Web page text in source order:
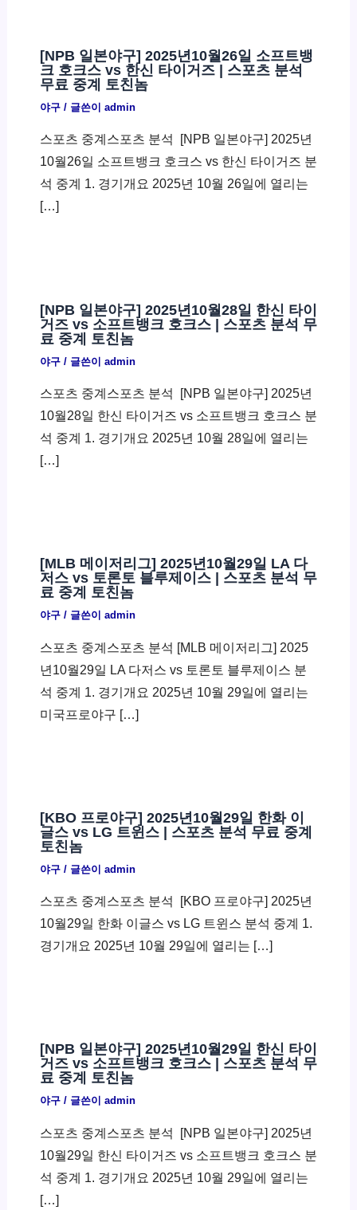
[NPB 일본야구] 2025년10월26일 소프트뱅
크 호크스 vs 한신 타이거즈 | 스포츠 분석
무료 중계 토친놈
야구/ 글쓴이 admin
스포츠 중계스포츠 분석 ​ [NPB 일본야구] 2025년
10월26일 소프트뱅크 호크스 vs 한신 타이거즈 분
석 중계 1. 경기개요 2025년 10월 26일에 열리는
[…]
[NPB 일본야구] 2025년10월28일 한신 타이
거즈 vs 소프트뱅크 호크스 | 스포츠 분석 무
료 중계 토친놈
야구/ 글쓴이 admin
스포츠 중계스포츠 분석 ​ [NPB 일본야구] 2025년
10월28일 한신 타이거즈 vs 소프트뱅크 호크스 분
석 중계 1. 경기개요 2025년 10월 28일에 열리는
[…]
[MLB 메이저리그] 2025년10월29일 LA 다
저스 vs 토론토 블루제이스 | 스포츠 분석 무
료 중계 토친놈
야구/ 글쓴이 admin
스포츠 중계스포츠 분석 [MLB 메이저리그] 2025
년10월29일 LA 다저스 vs 토론토 블루제이스 분
석 중계 1. 경기개요 2025년 10월 29일에 열리는
미국프로야구 […]
[KBO 프로야구] 2025년10월29일 한화 이
글스 vs LG 트윈스 | 스포츠 분석 무료 중계
토친놈
야구/ 글쓴이 admin
스포츠 중계스포츠 분석 ​ [KBO 프로야구] 2025년
10월29일 한화 이글스 vs LG 트윈스 분석 중계 1.
경기개요 2025년 10월 29일에 열리는 […]
[NPB 일본야구] 2025년10월29일 한신 타이
거즈 vs 소프트뱅크 호크스 | 스포츠 분석 무
료 중계 토친놈
야구/ 글쓴이 admin
스포츠 중계스포츠 분석 ​ [NPB 일본야구] 2025년
10월29일 한신 타이거즈 vs 소프트뱅크 호크스 분
석 중계 1. 경기개요 2025년 10월 29일에 열리는
[…]